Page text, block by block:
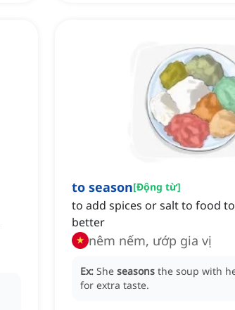
to season[Động từ]
to add spices or salt to food
better
nêm nếm, ướp gia vị
Ex: She seasons the soup with
for extra taste.